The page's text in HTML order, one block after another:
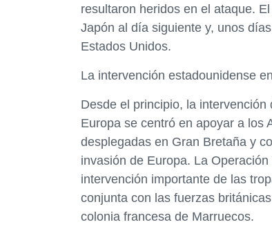
resultaron heridos en el ataque.
Japón al día siguiente y, unos
Estados Unidos.
La intervención estadounidense
Desde el principio, la
Europa se centró en apoyar a los
desplegadas en Gran Bretaña y
invasión de Europa. La
intervención importante de las
conjunta con las fuerzas
colonia francesa de Marruecos.